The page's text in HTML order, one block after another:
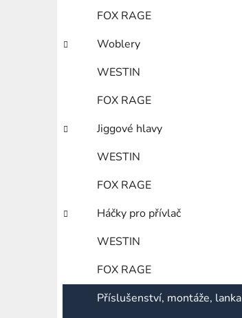
FOX RAGE
Woblery
WESTIN
FOX RAGE
Jiggové hlavy
WESTIN
FOX RAGE
Háčky pro přívlač
WESTIN
FOX RAGE
Příslušenství, montáže, lanka